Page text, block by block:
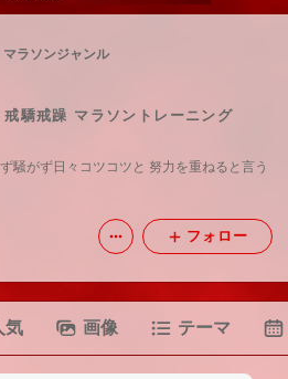
ラソンジャンル
戒驕戒躁 マラソントレーニング
騒がず日々コツコツと 努力を重ねると言う
フォロー
気 画像 テーマ